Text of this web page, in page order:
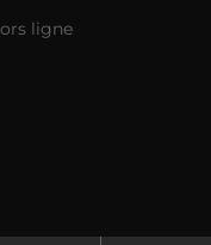
ligne